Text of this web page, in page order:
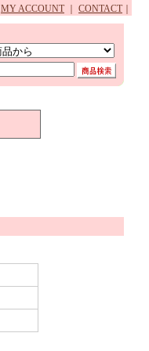
MY ACCOUNT CONTACT